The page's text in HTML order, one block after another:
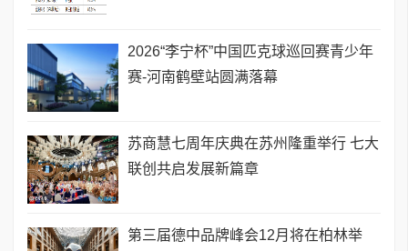
2026“李宁杯”中国匹克球巡回赛青少年
赛-河南鹤壁站圆满落幕
苏商慧七周年庆典在苏州隆重举行 七大
联创共启发展新篇章
第三届德中品牌峰会12月将在柏林举